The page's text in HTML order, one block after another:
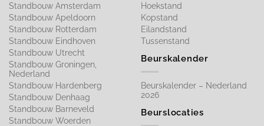
Standbouw Amsterdam
Standbouw Apeldoorn
Standbouw Rotterdam
Standbouw Eindhoven
Standbouw Utrecht
Standbouw Groningen,
Nederland
Standbouw Hardenberg
Standbouw Denhaag
Standbouw Barneveld
Standbouw Woerden
Hoekstand
Kopstand
Eilandstand
Tussenstand
Beurskalender
Beurskalender – Nederland
2026
Beurslocaties